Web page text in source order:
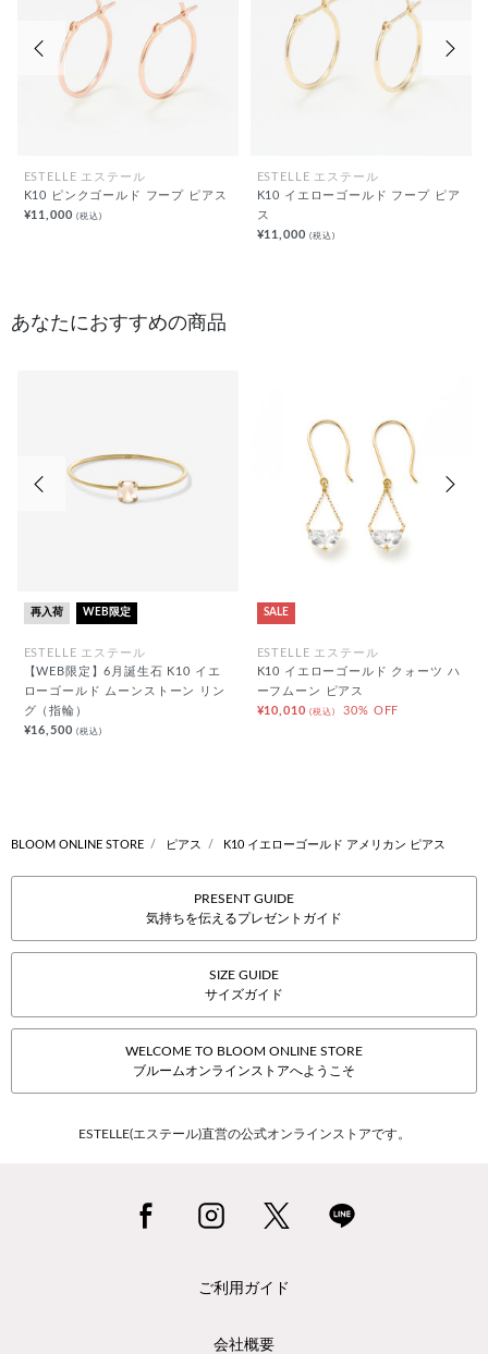
ESTELLE エステール
K10 ピンクゴールド フープ ピアス
¥11,000(税込)
ESTELLE エステール
K10 イエローゴールド フープ ピア
ス
¥11,000(税込)
前の画像
あなたにおすすめの商品
再入荷 WEB限定
ESTELLE エステール
【WEB限定】6月誕生石 K10 イエ
ローゴールド ムーンストーン リン
グ（指輪）
¥16,500(税込)
SALE
ESTELLE エステール
K10 イエローゴールド クォーツ ハ
ーフムーン ピアス
¥10,010(税込) 30% OFF
前の画像
BLOOM ONLINE STORE ピアス K10 イエローゴールド アメリカン ピアス
PRESENT GUIDE
気持ちを伝えるプレゼントガイド
SIZE GUIDE
サイズガイド
WELCOME TO BLOOM ONLINE STORE
ブルームオンラインストアへようこそ
ESTELLE(エステール)直営の公式オンラインストアです。
ご利用ガイド
会社概要